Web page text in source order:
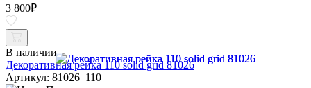
3 800₽
В наличии
Декоративная рейка 110 solid grid 81026
Артикул: 81026_110